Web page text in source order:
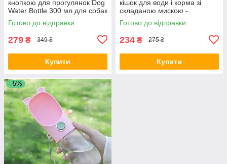
кнопкою для прогулянок Dog
Water Bottle 300 мл для собак
і котів - рожева
Готово до відправки
279 ₴ 349 ₴
Купити
кішок для води і корма зі
складаною мискою -
блакитна
Готово до відправки
234 ₴ 275 ₴
Купити
–5%